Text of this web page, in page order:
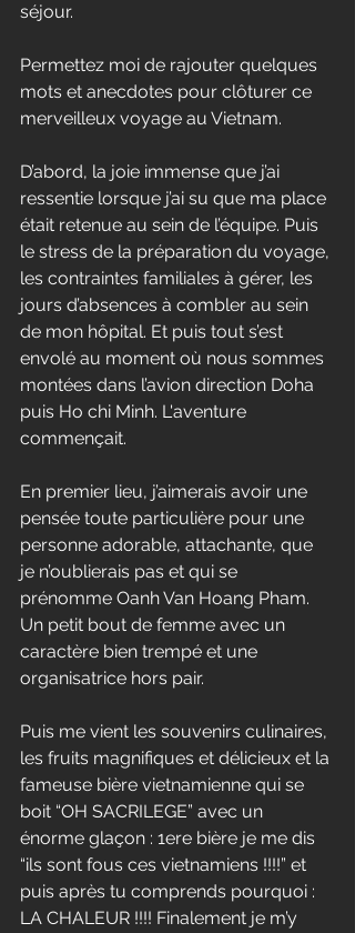
séjour.
Permettez moi de rajouter quelques
mots et anecdotes pour clôturer ce
merveilleux voyage au Vietnam.
D’abord, la joie immense que j’ai
ressentie lorsque j’ai su que ma place
était retenue au sein de l’équipe. Puis
le stress de la préparation du voyage,
les contraintes familiales à gérer, les
jours d’absences à combler au sein
de mon hôpital. Et puis tout s’est
envolé au moment où nous sommes
montées dans l’avion direction Doha
puis Ho chi Minh. L'aventure
commençait.
En premier lieu, j’aimerais avoir une
pensée toute particulière pour une
personne adorable, attachante, que
je n’oublierais pas et qui se
prénomme Oanh Van Hoang Pham.
Un petit bout de femme avec un
caractère bien trempé et une
organisatrice hors pair.
Puis me vient les souvenirs culinaires,
les fruits magnifiques et délicieux et la
fameuse bière vietnamienne qui se
boit “OH SACRILEGE” avec un
énorme glaçon : 1ere bière je me dis
“ils sont fous ces vietnamiens !!!!” et
puis après tu comprends pourquoi :
LA CHALEUR !!!! Finalement je m’y